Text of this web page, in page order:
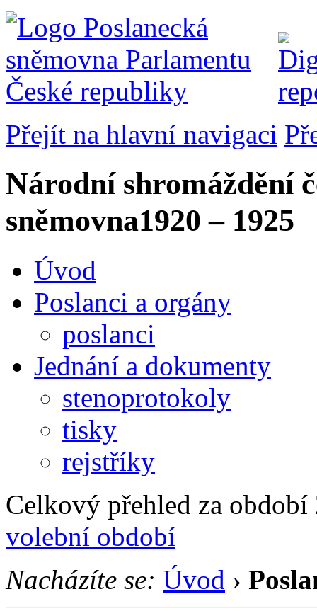
Přejít na hlavní navigaci
Národní shromáždění
sněmovna1920 – 1925
Úvod
Poslanci a orgány
poslanci
Jednání a dokumenty
stenoprotokoly
tisky
rejstříky
Celkový přehled za
volební období
Nacházíte se: Úvod ›